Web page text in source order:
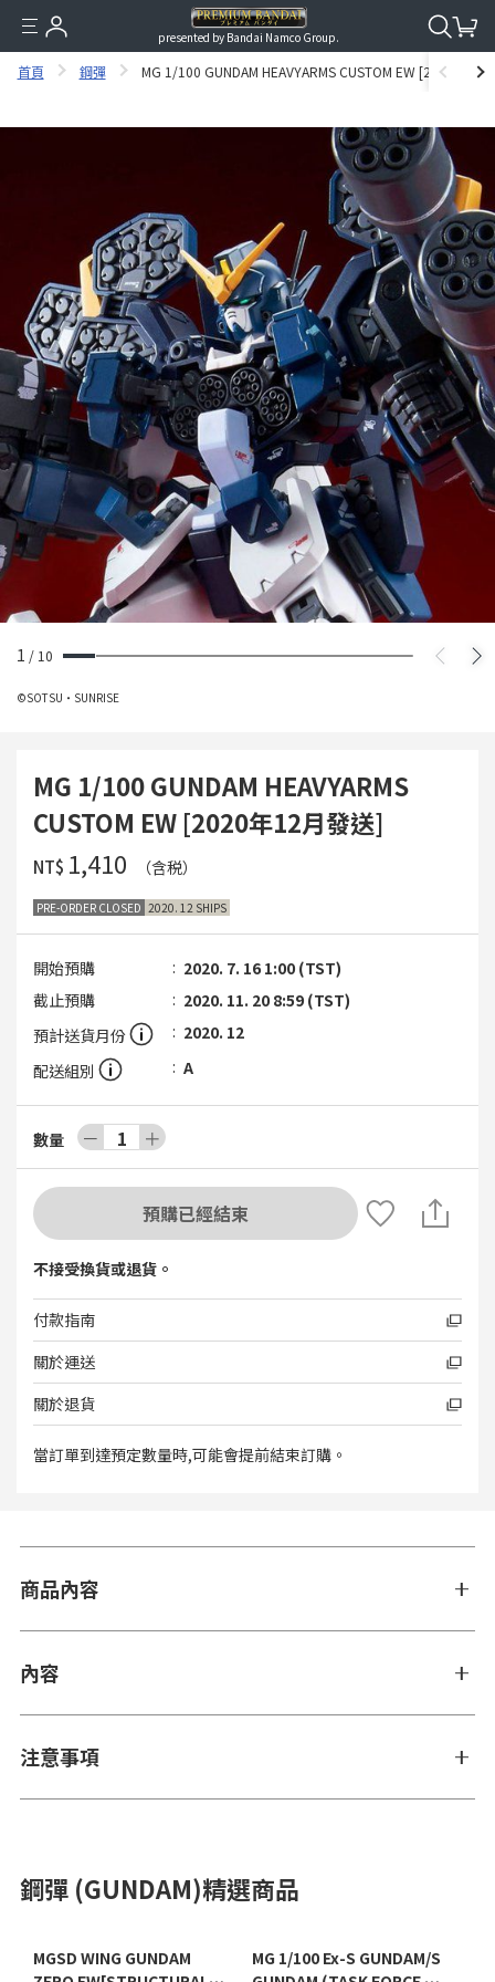
presented by Bandai Namco Group.
首頁 鋼彈 MG 1/100 GUNDAM HEAVYARMS CUSTOM EW [2020年12
1 / 10
©SOTSU・SUNRISE
MG 1/100 GUNDAM HEAVYARMS
CUSTOM EW [2020年12月發送]
NT$ ‌1,410 （含税）
PRE-ORDER CLOSED 2020. 12 SHIPS
開始預購
2020. 7. 16 1:00 (TST)
截止預購
2020. 11. 20 8:59 (TST)
預計送貨月份
2020. 12
配送組別
A
數量 － 1 ＋
預購已經結束
不接受換貨或退貨。
付款指南
關於運送
關於退貨
當訂單到達預定數量時,可能會提前結束訂購。
商品內容
內容
注意事項
鋼彈 (GUNDAM)精選商品
MGSD WING GUNDAM
MG 1/100 Ex-S GUNDAM/S